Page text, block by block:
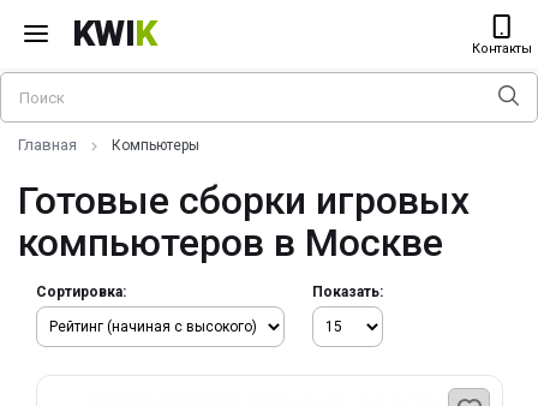
KWIK Контакты
Главная Компьютеры
Готовые сборки игровых
компьютеров в Москве
Сортировка: Показать: